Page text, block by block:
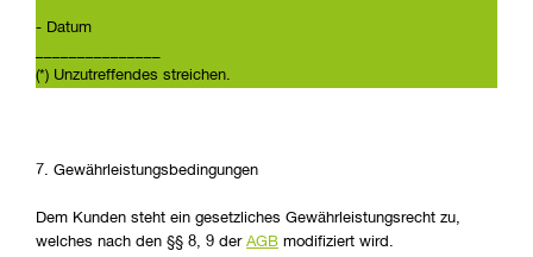
- Datum
(*) Unzutreffendes streichen.
7. Gewährleistungsbedingungen
Dem Kunden steht ein gesetzliches Gewährleistungsrecht zu,
welches nach den §§ 8, 9 der AGB modifiziert wird.